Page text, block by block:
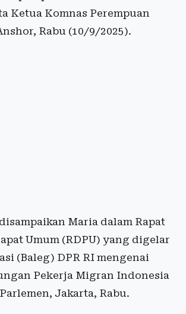
Ketua Komnas Perempuan
Rabu (10/9/2025).
Maria dalam Rapat
Umum (RDPU) yang digelar
(Baleg) DPR RI mengenai
Pekerja Migran Indonesia
Jakarta, Rabu.